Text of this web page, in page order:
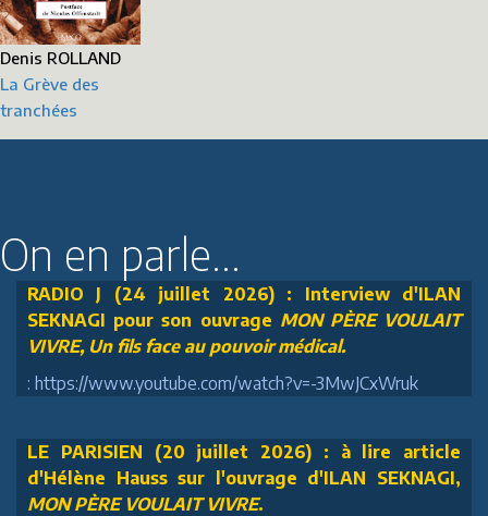
Denis ROLLAND
La Grève des
tranchées
On en parle...
RADIO J (24 juillet 2026) : Interview d'ILAN
SEKNAGI pour son ouvrage MON PÈRE VOULAIT
VIVRE, Un fils face au pouvoir médical.
: https://www.youtube.com/watch?v=-3MwJCxWruk
LE PARISIEN (20 juillet 2026) : à lire article
d'Hélène Hauss sur l'ouvrage d'ILAN SEKNAGI,
MON PÈRE VOULAIT VIVRE.